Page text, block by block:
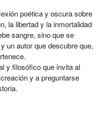
poética y oscura sobre
la libertad y la inmortalidad
sangre, sino que se
un autor que descubre que,
y filosófico que invita al
y a preguntarse